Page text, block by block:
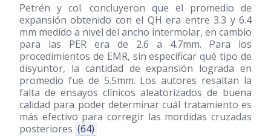
Petrén y col. concluyeron que el promedio de
expansión obtenido con el QH era entre 3.3 y 6.4
mm medido a nivel del ancho intermolar, en cambio
para las PER era de 2.6 a 4.7mm. Para los
procedimientos de EMR, sin especificar qué tipo de
disyuntor, la cantidad de expansión lograda en
promedio fue de 5.5mm. Los autores resaltan la
falta de ensayos clínicos aleatorizados de buena
calidad para poder determinar cuál tratamiento es
más efectivo para corregir las mordidas cruzadas
posteriores (64)